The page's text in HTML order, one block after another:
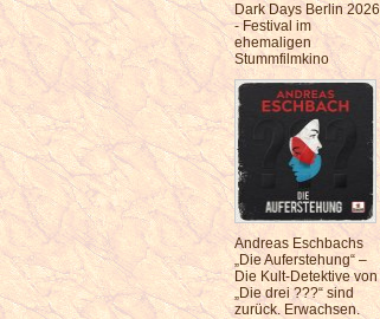
Dark Days Berlin 2026
- Festival im
ehemaligen
Stummfilmkino
Andreas Eschbachs
„Die Auferstehung“ –
Die Kult-Detektive von
„Die drei ???“ sind
zurück. Erwachsen.